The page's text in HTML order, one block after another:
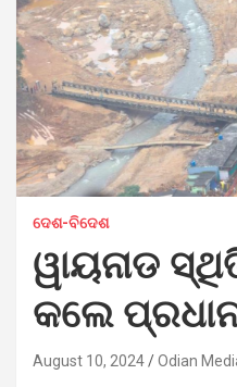
ଦେଶ-ବିଦେଶ
ୱାୟନାଡ
କଲେ
August 10, 2024 Odian